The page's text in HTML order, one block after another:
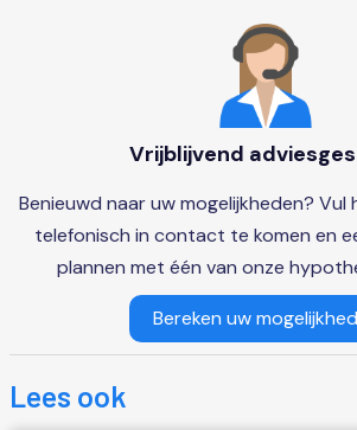
Vrijblijvend
Benieuwd naar uw mogelijkheden? Vul
telefonisch in contact te komen en
plannen met één van onze
Bereken uw
Lees ook